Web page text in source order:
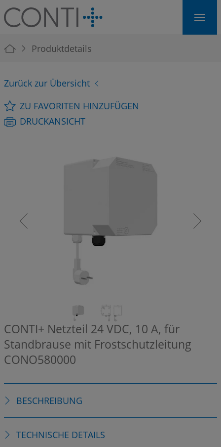
Skip to main navigation
Skip to main content
Skip to page footer
You are here:
Produktdetails
Zurück zur Übersicht
ZU FAVORITEN HINZUFÜGEN
DRUCKANSICHT
CONTI+ Netzteil 24 VDC, 10 A, für
Standbrause mit Frostschutzleitung
CONO580000
BESCHREIBUNG
TECHNISCHE DETAILS